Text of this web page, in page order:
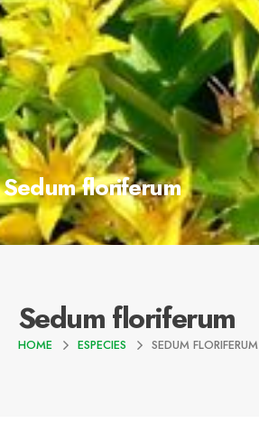
Sedum floriferum
Sedum floriferum
HOME ESPECIES SEDUM FLORIFERUM